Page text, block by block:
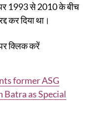
पर 1993 से 2010 के बीच
कर दिया था।
क्लिक करें
former ASG
Batra as Special